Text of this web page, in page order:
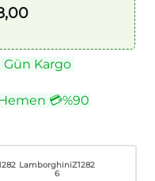
Gün Kargo
💳%90
LamborghiniZ1282
6